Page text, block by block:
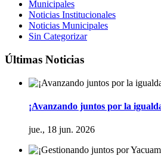
Municipales
Noticias Institucionales
Noticias Municipales
Sin Categorizar
Últimas Noticias
¡Avanzando juntos por la
jue., 18 jun. 2026